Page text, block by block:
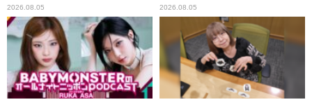
紹介
2026.08.05 2026.08.05